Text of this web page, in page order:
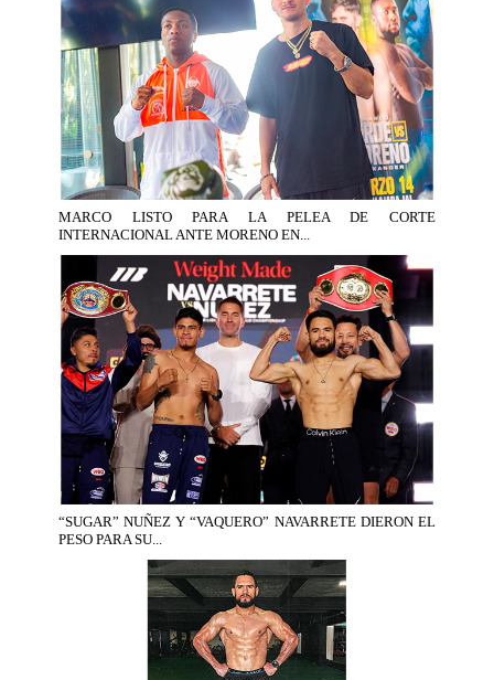
MARCO LISTO PARA LA PELEA DE CORTE
INTERNACIONAL ANTE MORENO EN...
“SUGAR” NUÑEZ Y “VAQUERO” NAVARRETE DIERON EL
PESO PARA SU...